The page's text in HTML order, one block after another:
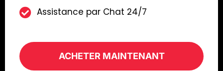
Assistance par Chat 24/7
ACHETER MAINTENANT